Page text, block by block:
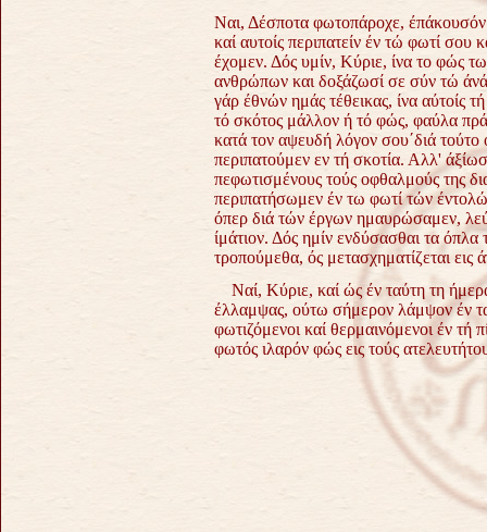
Ναι, Δέσποτα φωτοπάροχε,
καί αυτοίς περιπατείν έν τώ φωτί
έχομεν. Δός υμίν, Κύριε, ίνα το φώς
ανθρώπων και δοξάζωσί σε σύν τώ
γάρ έθνών ημάς τέθεικας, ίνα αύτοίς
τό σκότος μάλλον ή τό φώς, φαύλα
κατά τον αψευδή λόγον σου΄διά
περιπατούμεν εν τή σκοτία. Αλλ'
πεφωτισμένους τούς οφθαλμούς της
περιπατήσωμεν έν τω φωτί τών
όπερ διά τών έργων ημαυρώσαμεν,
ίμάτιον. Δός ημίν ενδύσασθαι τα
τροπούμεθα, ός μετασχηματίζεται εις
Ναί, Κύριε, καί ώς έν ταύτη τη
έλλαμψας, ούτω σήμερον λάμψον έν
φωτιζόμενοι καί θερμαινόμενοι έν τή
φωτός ιλαρόν φώς εις τούς